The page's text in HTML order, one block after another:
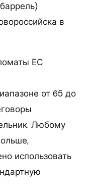
в
ЕС
от 65 до
Любому
использовать